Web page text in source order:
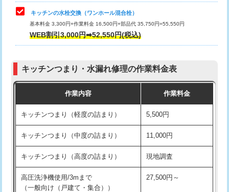
用（追加）/3ｍ超え)
給水管工事※（ライニング鋼管・銅
管・ポリ管・HT管使用/3ｍまで)
44,000円
管・ポリ管・HT管使用/3ｍ超え)
排水管工事（土の掘削・埋め戻し作
11,000円~
排水管工事（排水管工事/3ｍまで） 55,000円
排水管工事（追加 排水管工事/3ｍ超
+11,000円
マス交換（土の掘削・埋め戻し作業）
お風呂タンク脱着
その他部品の脱着
式・ワンホール）)
交換・取付(排水栓・排水トラップ
22,000円+材料費
キッチンの水栓交換（ワンホール混合栓）
基本料金 3,300円+作業料金 16,500円+部品代 35,750円=55,550円
WEB割引3,000円➡52,550円(税込)
キッチンつまり・水漏れ修理の作業料金表
作業内容 作業料金
キッチンつまり（軽度の詰まり） 5,500円
キッチンつまり（中度の詰まり） 11,000円
キッチンつまり（高度の詰まり） 現地調査
高圧洗浄機使用/3mまで
（一般向け（戸建て・集合））
27,500円～